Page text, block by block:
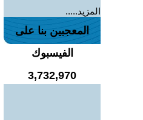
المزيد.....
المعجبين بنا على
الفيسبوك
3,732,970